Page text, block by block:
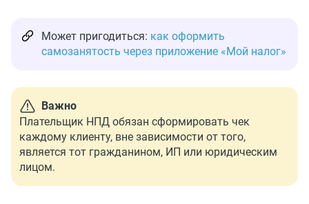
Может пригодиться: как оформить
самозанятость через приложение «Мой налог»
Важно
Плательщик НПД обязан сформировать чек
каждому клиенту, вне зависимости от того,
является тот гражданином, ИП или юридическим
лицом.